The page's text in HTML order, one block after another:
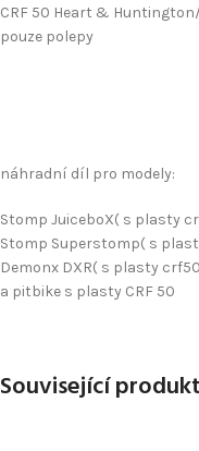
CRF 50 Heart &
pouze polepy
náhradní díl pro modely:
Stomp JuiceboX( s plasty
Stomp Superstomp( s
Demonx DXR( s plasty
a pitbike s plasty CRF 50
Související